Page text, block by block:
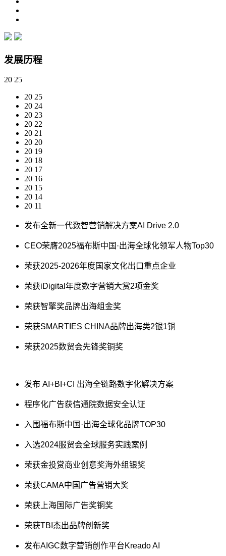
发展历程
20 25
20 25
20 24
20 23
20 22
20 21
20 20
20 19
20 18
20 17
20 16
20 15
20 14
20 11
发布全新一代数智营销解决方案AI Drive 2.0
CEO荣膺2025福布斯中国·出海全球化领军人物Top30
荣获2025-2026年度国家文化出口重点企业
荣获iDigital年度数字营销大赏2项金奖
荣获智擎奖品牌出海组金奖
荣获SMARTIES CHINA品牌出海类2银1铜
荣获2025数贸会先锋奖铜奖
发布 AI+BI+CI 出海全链路数字化解决方案
程序化广告获信通院数据安全认证
入围福布斯中国·出海全球化品牌TOP30
入选2024服贸会全球服务实践案例
荣获金投赏商业创意奖海外组银奖
荣获CAMA中国广告营销大奖
荣获上海国际广告奖铜奖
荣获TBI杰出品牌创新奖
发布AIGC数字营销创作平台Kreado AI